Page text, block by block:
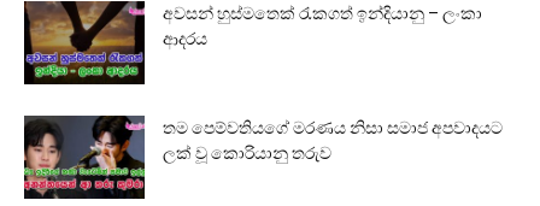
අවසන් හුස්මතෙක් රැකගත් ඉන්දියානු – ලංකා
ආදරය
තම පෙම්වතියගේ මරණය නිසා සමාජ අපවාදයට
ලක් වූ කොරියානු තරුව